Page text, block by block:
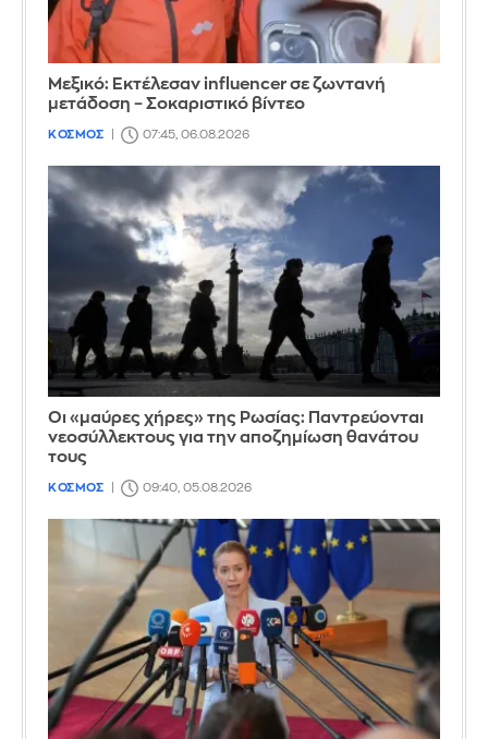
Μεξικό: Εκτέλεσαν influencer σε ζωντανή
μετάδοση – Σοκαριστικό βίντεο
ΚΟΣΜΟΣ 07:45, 06.08.2026
Οι «μαύρες χήρες» της Ρωσίας: Παντρεύονται
νεοσύλλεκτους για την αποζημίωση θανάτου
τους
ΚΟΣΜΟΣ 09:40, 05.08.2026